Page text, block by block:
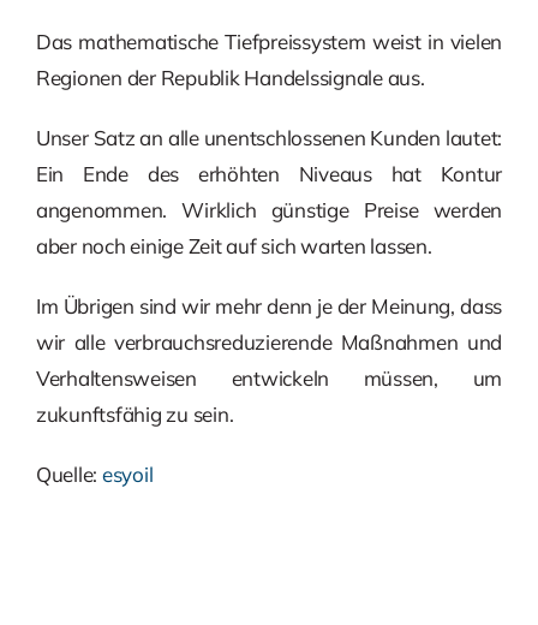
Das mathematische Tiefpreissystem weist in vielen
Regionen der Republik Handelssignale aus.
Unser Satz an alle unentschlossenen Kunden lautet:
Ein Ende des erhöhten Niveaus hat Kontur
angenommen. Wirklich günstige Preise werden
aber noch einige Zeit auf sich warten lassen.
Im Übrigen sind wir mehr denn je der Meinung, dass
wir alle verbrauchsreduzierende Maßnahmen und
Verhaltensweisen entwickeln müssen, um
zukunftsfähig zu sein.
Quelle: esyoil